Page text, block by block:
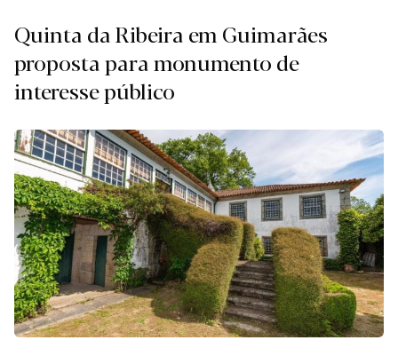
Quinta da Ribeira em Guimarães
proposta para monumento de
interesse público